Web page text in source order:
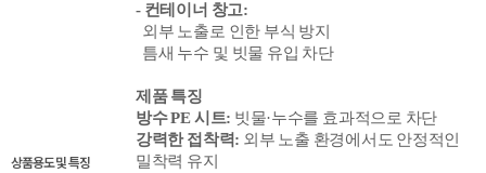
상품용도 및 특징
- 컨테이너 창고:
외부 노출로 인한 부식 방지
틈새 누수 및 빗물 유입 차단
제품 특징
방수 PE 시트: 빗물·누수를 효과적으로 차단
강력한 접착력: 외부 노출 환경에서도 안정적인
밀착력 유지